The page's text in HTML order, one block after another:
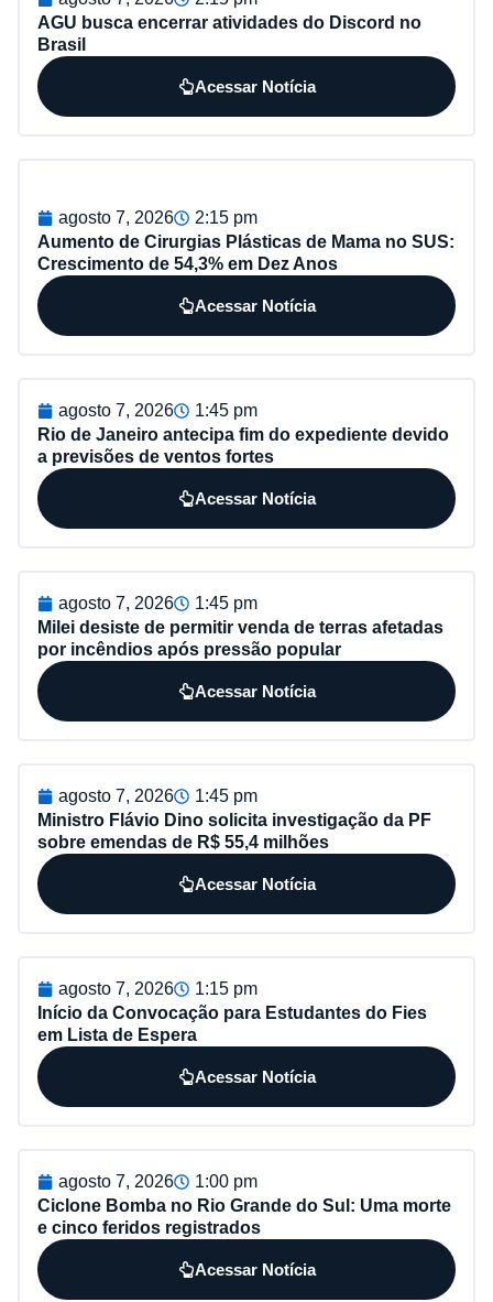
AGU busca encerrar atividades do Discord no
Brasil
Acessar Notícia
agosto 7, 2026
2:15 pm
Aumento de Cirurgias Plásticas de Mama no SUS:
Crescimento de 54,3% em Dez Anos
Acessar Notícia
agosto 7, 2026
1:45 pm
Rio de Janeiro antecipa fim do expediente devido
a previsões de ventos fortes
Acessar Notícia
agosto 7, 2026
1:45 pm
Milei desiste de permitir venda de terras afetadas
por incêndios após pressão popular
Acessar Notícia
agosto 7, 2026
1:45 pm
Ministro Flávio Dino solicita investigação da PF
sobre emendas de R$ 55,4 milhões
Acessar Notícia
agosto 7, 2026
1:15 pm
Início da Convocação para Estudantes do Fies
em Lista de Espera
Acessar Notícia
agosto 7, 2026
1:00 pm
Ciclone Bomba no Rio Grande do Sul: Uma morte
e cinco feridos registrados
Acessar Notícia